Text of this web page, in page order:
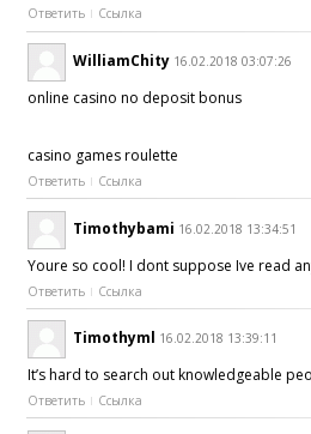
Ответить Ссылка
WilliamChity 16.02.2018 03:07:26
online casino no deposit bonus
casino games roulette
Ответить Ссылка
Timothybami 16.02.2018 13:34:51
Youre so cool! I dont suppose Ive read
Ответить Ссылка
Timothyml 16.02.2018 13:39:11
It’s hard to search out knowledgeable
Ответить Ссылка